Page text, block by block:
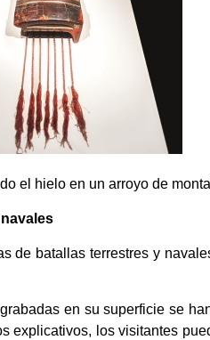
el hielo en un arroyo de
de batallas terrestres y
en su superficie se
explicativos, los visitantes